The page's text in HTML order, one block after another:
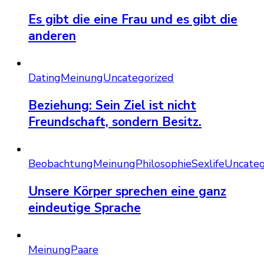
Es gibt die eine Frau und es gibt die
anderen
DatingMeinungUncategorized
Beziehung: Sein Ziel ist nicht
Freundschaft, sondern Besitz.
BeobachtungMeinungPhilosophieSexlife
Unsere Körper sprechen eine ganz
eindeutige Sprache
MeinungPaare